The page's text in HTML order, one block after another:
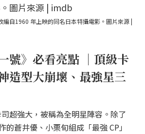
編自1960 年上映的同名日本特攝電影。圖片來源 |
號》必看亮點 ｜頂級卡
造型大崩壞、最強星三
超強大，被稱為全明星陣容。除了
的蒼井優、小栗旬組成「最強 CP」